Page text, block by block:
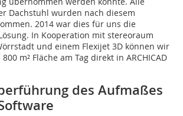
Dachstuhl wurden nach diesem
2014 war dies für uns die
In Kooperation mit stereoraum
und einem Flexijet 3D können wir
m² Fläche am Tag direkt in ARCHICAD
des Aufmaßes